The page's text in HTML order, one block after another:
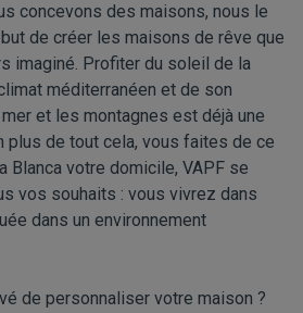
concevons des maisons, nous le
de créer les maisons de rêve que
imaginé. Profiter du soleil de la
méditerranéen et de son
et les montagnes est déjà une
plus de tout cela, vous faites de ce
Blanca votre domicile, VAPF se
vos souhaits : vous vivrez dans
dans un environnement
de personnaliser votre maison ?